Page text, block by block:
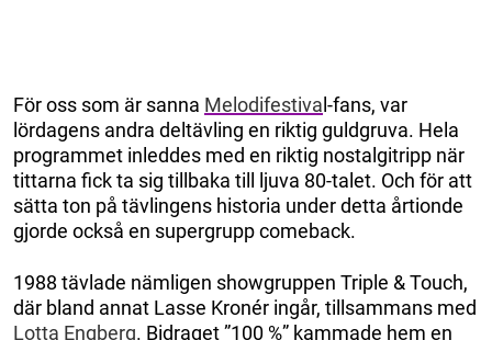
För oss som är sanna Melodifestiva l-fans, var
lördagens andra deltävling en riktig guldgruva. Hela
programmet inleddes med en riktig nostalgitripp när
tittarna fick ta sig tillbaka till ljuva 80-talet. Och för att
sätta ton på tävlingens historia under detta årtionde
gjorde också en supergrupp comeback.
1988 tävlade nämligen showgruppen Triple & Touch,
där bland annat Lasse Kronér ingår, tillsammans med
Lotta Engberg. Bidraget ”100 %” kammade hem en